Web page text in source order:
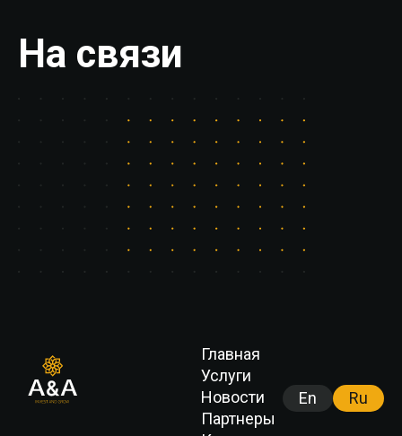
На связи
Главная
Услуги
Новости
Партнеры
En Ru